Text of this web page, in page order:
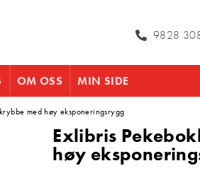
9828
OM OSS MIN SIDE
med høy eksponeringsrygg
Exlibris
høy